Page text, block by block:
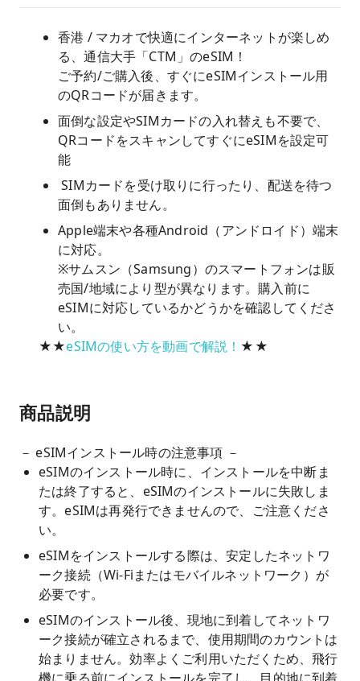
香港 / マカオで快適にインターネットが楽しめ
る、通信大手「CTM」のeSIM！
ご予約/ご購入後、すぐにeSIMインストール用
のQRコードが届きます。
面倒な設定やSIMカードの入れ替えも不要で、
QRコードをスキャンしてすぐにeSIMを設定可
能
SIMカードを受け取りに行ったり、配送を待つ
面倒もありません。
Apple端末や各種Android（アンドロイド）端末
に対応。
※サムスン（Samsung）のスマートフォンは販
売国/地域により型が異なります。購入前に
eSIMに対応しているかどうかを確認してくださ
い。
★★eSIMの使い方を動画で解説！ ★★
商品説明
－ eSIMインストール時の注意事項 －
eSIMのインストール時に、インストールを中断ま
たは終了すると、eSIMのインストールに失敗しま
す。eSIMは再発行できませんので、ご注意くださ
い。
eSIMをインストールする際は、安定したネットワ
ーク接続（Wi-Fiまたはモバイルネットワーク）が
必要です。
eSIMのインストール後、現地に到着してネットワ
ーク接続が確立されるまで、使用期間のカウントは
始まりません。効率よくご利用いただくため、飛行